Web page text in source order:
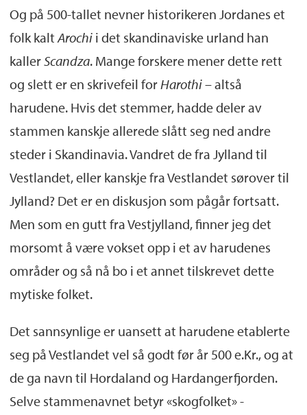
Og på 500-tallet nevner historikeren Jordanes et
folk kaltArochii det skandinaviske urland han
kallerScandza. Mange forskere mener dette rett
og slett er en skrivefeil forHarothi– altså
harudene. Hvis det stemmer, hadde deler av
stammen kanskje allerede slått seg ned andre
steder i Skandinavia. Vandret de fra Jylland til
Vestlandet, eller kanskje fra Vestlandet sørover til
Jylland? Det er en diskusjon som pågår fortsatt.
Men som en gutt fra Vestjylland, finner jeg det
morsomt å være vokset opp i et av harudenes
områder og så nå bo i et annet tilskrevet dette
mytiske folket.
Det sannsynlige er uansett at harudene etablerte
seg på Vestlandet vel så godt før år 500 e.Kr., og at
de ga navn til Hordaland og Hardangerfjorden.
Selve stammenavnet betyr «skogfolket» -